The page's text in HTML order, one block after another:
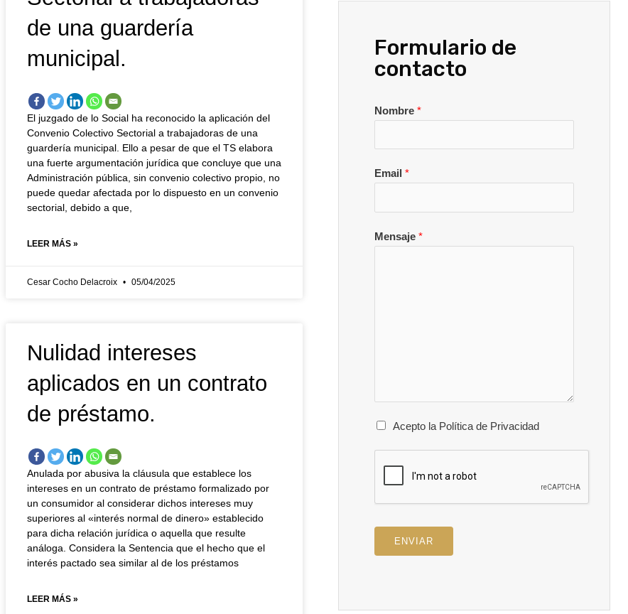
de una guardería
municipal.
El juzgado de lo Social ha reconocido la aplicación del
Convenio Colectivo Sectorial a trabajadoras de una
guardería municipal. Ello a pesar de que el TS elabora
una fuerte argumentación jurídica que concluye que una
Administración pública, sin convenio colectivo propio, no
puede quedar afectada por lo dispuesto en un convenio
sectorial, debido a que,
LEER MÁS »
Cesar Cocho Delacroix 05/04/2025
Nulidad intereses
aplicados en un contrato
de préstamo.
Anulada por abusiva la cláusula que establece los
intereses en un contrato de préstamo formalizado por
un consumidor al considerar dichos intereses muy
superiores al «interés normal de dinero» establecido
para dicha relación jurídica o aquella que resulte
análoga. Considera la Sentencia que el hecho que el
interés pactado sea similar al de los préstamos
LEER MÁS »
Formulario de
contacto
Nombre*
Email*
Mensaje*
Acepto la Política de Privacidad
ENVIAR